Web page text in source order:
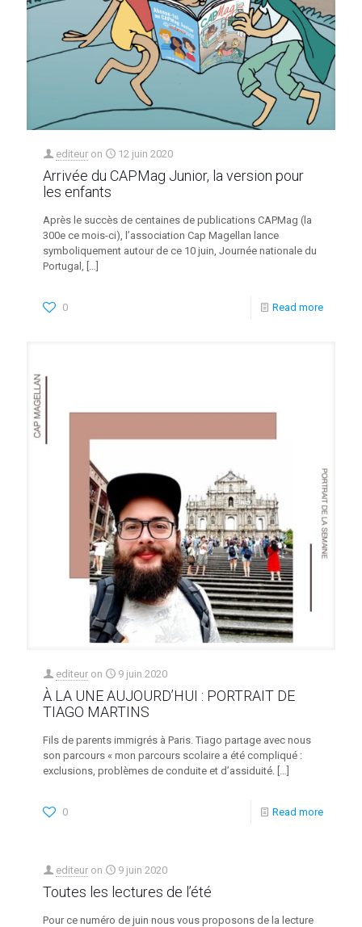
editeur on 12 juin 2020
Arrivée du CAPMag Junior, la version pour
les enfants
Après le succès de centaines de publications CAPMag (la
300e ce mois-ci), l’association Cap Magellan lance
symboliquement autour de ce 10 juin, Journée nationale du
Portugal, […]
0 Read more
editeur on 9 juin 2020
À LA UNE AUJOURD’HUI : PORTRAIT DE
TIAGO MARTINS
Fils de parents immigrés à Paris. Tiago partage avec nous
son parcours « mon parcours scolaire a été compliqué :
exclusions, problèmes de conduite et d’assiduité. […]
0 Read more
editeur on 9 juin 2020
Toutes les lectures de l’été
Pour ce numéro de juin nous vous proposons de la lecture